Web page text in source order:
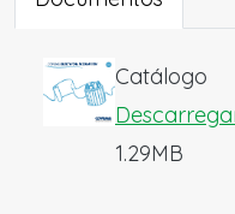
Catálogo
1.29MB